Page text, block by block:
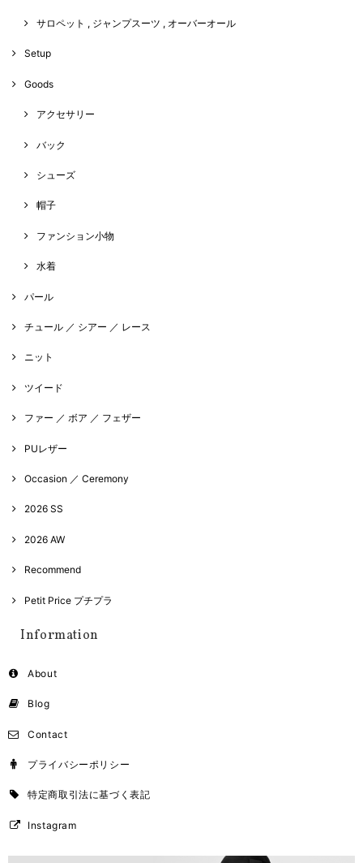
サロペット , ジャンプスーツ , オーバーオール
Setup
Goods
アクセサリー
バック
シューズ
帽子
ファンション小物
水着
パール
チュール ／ シアー ／ レース
ニット
ツイード
ファー ／ ボア ／ フェザー
PUレザー
Occasion ／ Ceremony
2026 SS
2026 AW
Recommend
Petit Price プチプラ
Information
About
Blog
Contact
プライバシーポリシー
特定商取引法に基づく表記
Instagram